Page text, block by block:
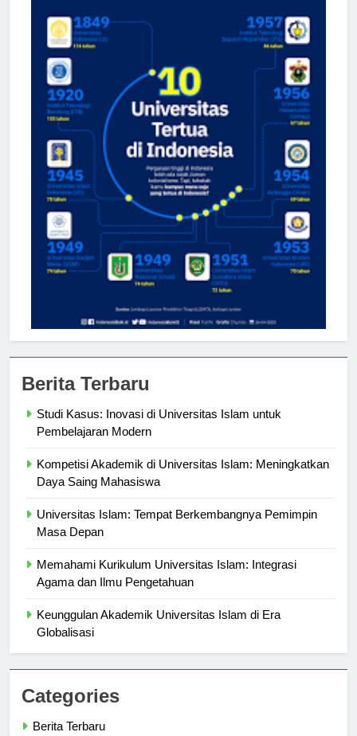
Studi Kasus: Inovasi di Universitas Islam untuk
Kompetisi Akademik di Universitas Islam: Meningkatkan
Universitas Islam: Tempat Berkembangnya Pemimpin
Memahami Kurikulum Universitas Islam: Integrasi
Keunggulan Akademik Universitas Islam di Era
Categories